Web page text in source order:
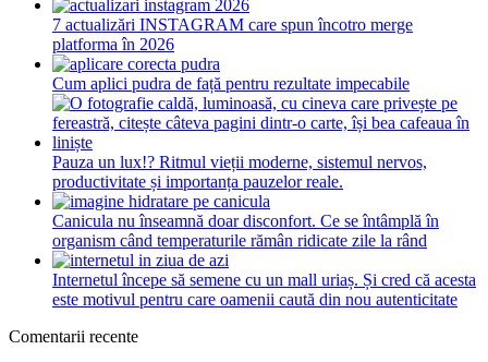
7 actualizări INSTAGRAM care spun încotro merge
platforma în 2026
Cum aplici pudra de față pentru rezultate impecabile
Pauza un lux!? Ritmul vieții moderne, sistemul nervos,
productivitate și importanța pauzelor reale.
Canicula nu înseamnă doar disconfort. Ce se întâmplă în
organism când temperaturile rămân ridicate zile la rând
Internetul începe să semene cu un mall uriaș. Și cred că acesta
este motivul pentru care oamenii caută din nou autenticitate
Comentarii recente